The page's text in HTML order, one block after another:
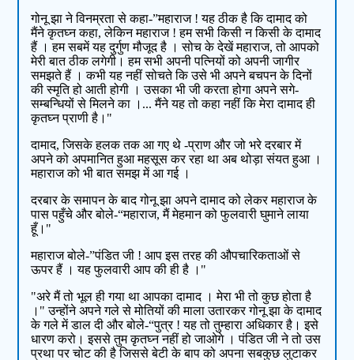
गोनू झा ने विनम्रता से कहा-”महाराज ! यह ठीक है कि दामाद को
मैंने कृतघ्न कहा, लेकिन महाराज ! हम सभी किसी न किसी के दामाद
हैं । हम सबमें यह दुर्गुण मौजूद है । सोच के देखें महाराज, तो आपको
मेरी बात ठीक लगेगी। हम सभी अपनी पत्नियों को अपनी जागीर
समझते हैं । कभी यह नहीं सोचते कि उसे भी अपने बचपन के दिनों
की स्मृति हो आती होगी । उसका भी जी करता होगा अपने सगे-
सम्बन्धियों से मिलने का ।... मैंने यह तो कहा नहीं कि मेरा दामाद ही
कृतघ्न प्राणी है।"
दामाद, जिसके हलक तक आ गए थे -प्राण और जो भरे दरबार में
अपने को अपमानित हुआ महसूस कर रहा था अब थोड़ा संयत हुआ ।
महाराज को भी बात समझ में आ गई ।
दरबार के समापन के बाद गोनू झा अपने दामाद को लेकर महाराज के
पास पहुँचे और बोले-“महाराज, मैं मेहमान को फुलवारी घुमाने लाया
हूँ।"
महाराज बोले-”पंडित जी ! आप इस तरह की औपचारिकताओं से
ऊपर हैं । यह फुलवारी आप की ही है ।"
"अरे मैं तो भूल ही गया था आपका दामाद । मेरा भी तो कुछ होता है
।" उन्होंने अपने गले से मोतियों की माला उतारकर गोनू झा के दामाद
के गले में डाल दी और बोले-“पुत्र ! यह तो तुम्हारा अधिकार है। इसे
धारण करो। इससे तुम कृतघ्न नहीं हो जाओगे । पंडित जी ने तो उस
प्रथा पर चोट की है जिससे बेटी के बाप को अपना सबकुछ लुटाकर